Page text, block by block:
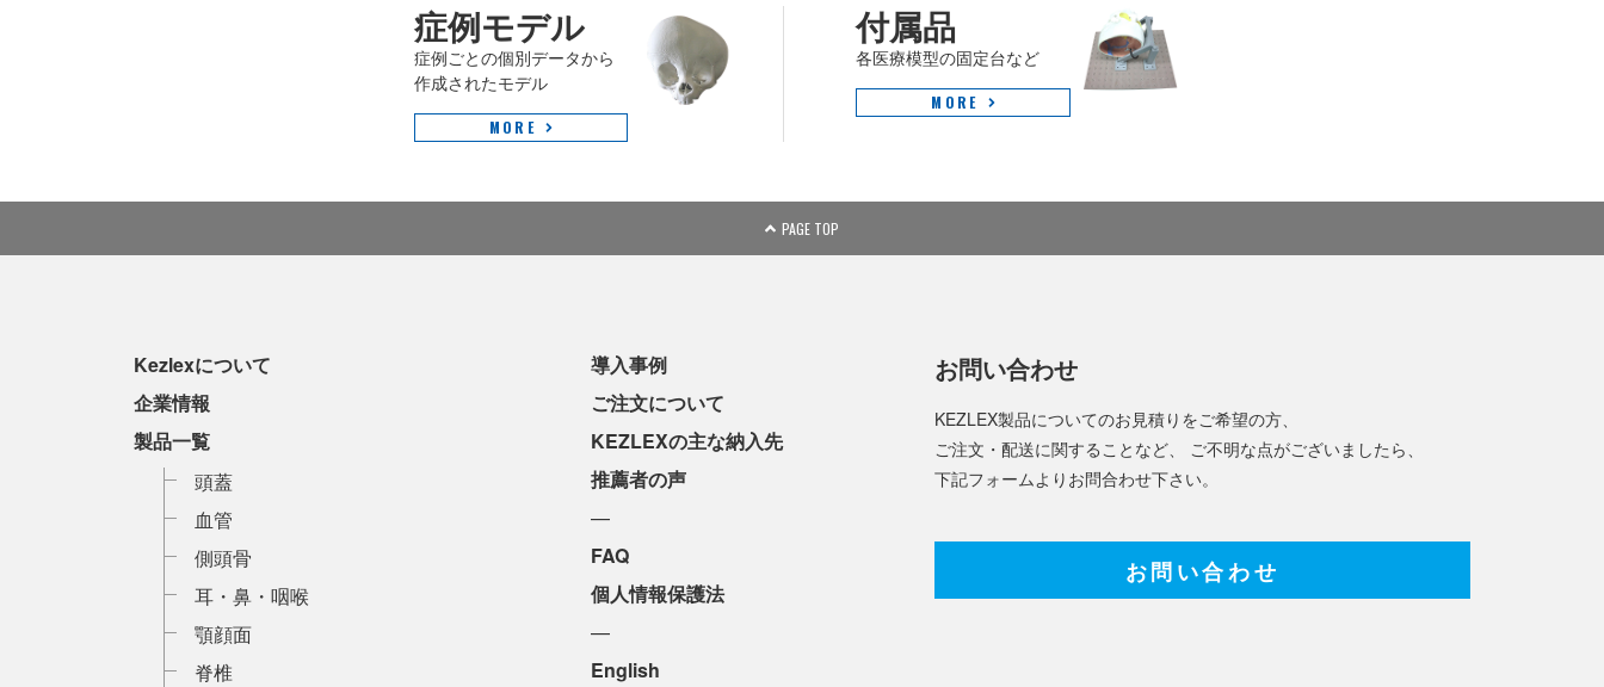
症例モデル
症例ごとの個別データから
作成されたモデル
MORE
付属品
各医療模型の固定台など
MORE
PAGE TOP
Kezlexについて
企業情報
製品一覧
頭蓋
血管
側頭骨
耳・鼻・咽喉
顎顔面
脊椎
導入事例
ご注文について
KEZLEXの主な納入先
推薦者の声
—
FAQ
個人情報保護法
—
English
お問い合わせ
KEZLEX製品についてのお見積りをご希望の方、
ご注文・配送に関することなど、 ご不明な点がございましたら、
下記フォームよりお問合わせ下さい。
お問い合わせ